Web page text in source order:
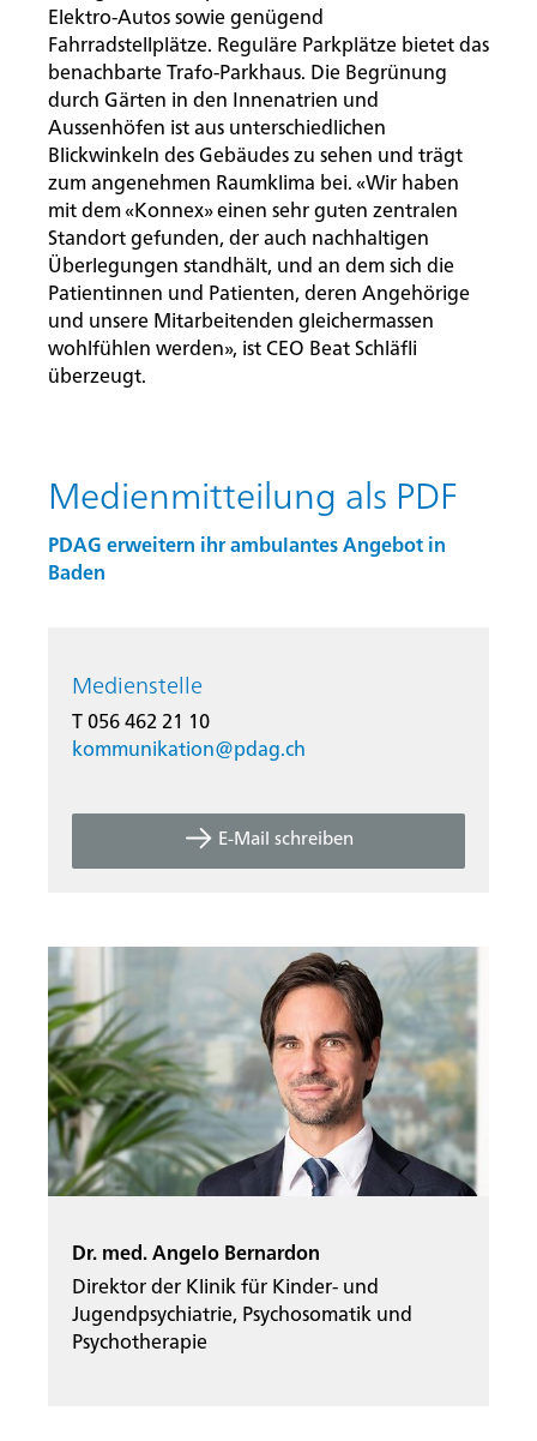
Elektro-Autos sowie genügend
Fahrradstellplätze. Reguläre Parkplätze bietet das
benachbarte Trafo-Parkhaus. Die Begrünung
durch Gärten in den Innenatrien und
Aussenhöfen ist aus unterschiedlichen
Blickwinkeln des Gebäudes zu sehen und trägt
zum angenehmen Raumklima bei. «Wir haben
mit dem «Konnex» einen sehr guten zentralen
Standort gefunden, der auch nachhaltigen
Überlegungen standhält, und an dem sich die
Patientinnen und Patienten, deren Angehörige
und unsere Mitarbeitenden gleichermassen
wohlfühlen werden», ist CEO Beat Schläfli
überzeugt.
Medienmitteilung als PDF
PDAG erweitern ihr ambulantes Angebot in
Baden
Medienstelle
T 056 462 21 10
kommunikation@pdag.ch
E-Mail schreiben
Dr. med. Angelo Bernardon
Direktor der Klinik für Kinder- und
Jugendpsychiatrie, Psychosomatik und
Psychotherapie